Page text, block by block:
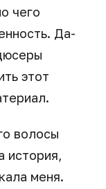
чего
Да-
этот
волосы
история,
меня.